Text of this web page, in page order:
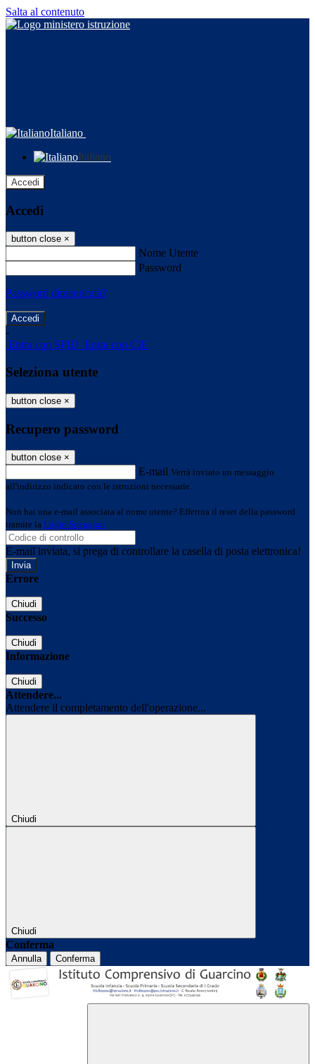
Salta al contenuto
Italiano
Italiano
Accedi
Accedi
button close ×
Nome Utente
Password
Password dimenticata?
-
Entra con SPID Entra con CIE
Seleziona utente
button close ×
Recupero password
button close ×
E-mail Verrà inviato un messaggio
all'indirizzo indicato con le istruzioni necessarie.
Non hai una e-mail associata al nome utente? Effettua il reset della password
tramite la Login Spaggiari
E-mail inviata, si prega di controllare la casella di posta elettronica!
Errore
Chiudi
Successo
Chiudi
Informazione
Chiudi
Attendere...
Attendere il completamento dell'operazione...
Chiudi
Chiudi
Conferma
Annulla Conferma